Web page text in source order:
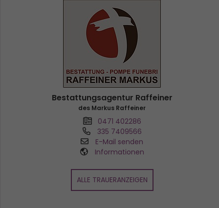
Bestattungsagentur Raffeiner
des Markus Raffeiner
0471 402286
335 7409566
E-Mail senden
Informationen
ALLE TRAUERANZEIGEN